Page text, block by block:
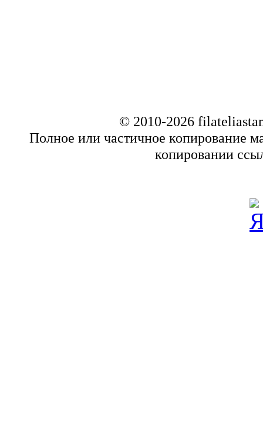
© 2010-2026
Полное или частичное копирование
копировании